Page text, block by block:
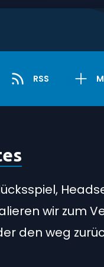
RSS
wir zum
den weg